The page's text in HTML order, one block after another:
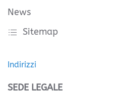
News
Sitemap
Indirizzi
SEDE LEGALE